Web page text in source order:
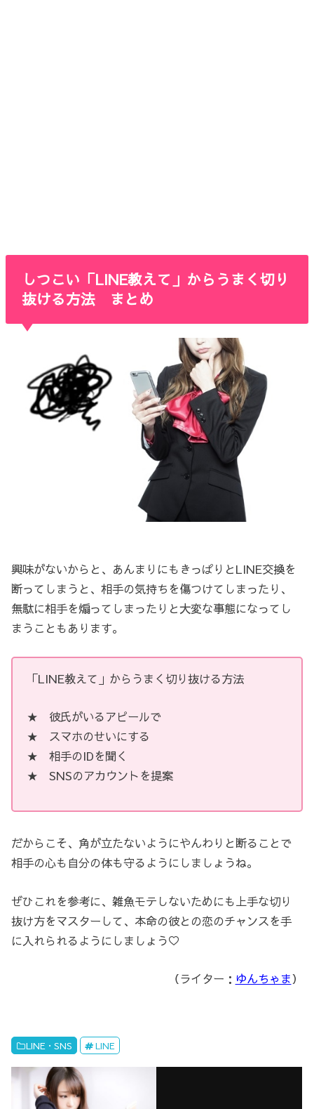
しつこい「LINE教えて」からうまく切り
抜ける方法 まとめ
興味がないからと、あんまりにもきっぱりとLINE交換を
断ってしまうと、相手の気持ちを傷つけてしまったり、
無駄に相手を煽ってしまったりと大変な事態になってし
まうこともあります。
「LINE教えて」からうまく切り抜ける方法
★ 彼氏がいるアピールで
★ スマホのせいにする
★ 相手のIDを聞く
★ SNSのアカウントを提案
だからこそ、角が立たないようにやんわりと断ることで
相手の心も自分の体も守るようにしましょうね。
ぜひこれを参考に、雑魚モテしないためにも上手な切り
抜け方をマスターして、本命の彼との恋のチャンスを手
に入れられるようにしましょう♡
（ライター： ゆんちゃま）
LINE・SNS LINE